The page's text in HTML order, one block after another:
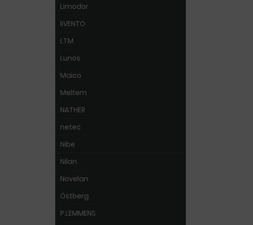
Limodor
liVENTO
LTM
Lunos
Maico
Meltem
NATHER
netec
Nibe
Nilan
Novelan
Östberg
P.LEMMENS